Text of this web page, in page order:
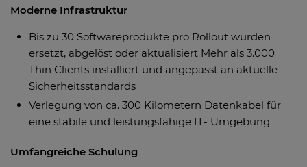
Moderne Infrastruktur
Bis zu 30 Softwareprodukte pro Rollout wurden
ersetzt, abgelöst oder aktualisiert Mehr als 3.000
Thin Clients installiert und angepasst an aktuelle
Sicherheitsstandards
Verlegung von ca. 300 Kilometern Datenkabel für
eine stabile und leistungsfähige IT- Umgebung
Umfangreiche Schulung